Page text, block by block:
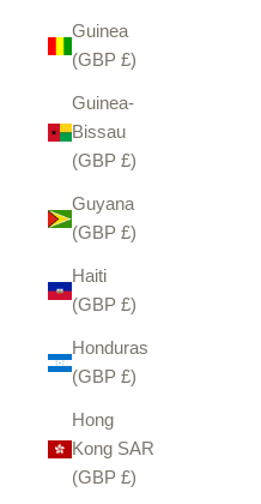
Guinea
(GBP £)
Guinea-
Bissau
(GBP £)
Guyana
(GBP £)
Haiti
(GBP £)
Honduras
(GBP £)
Hong
Kong SAR
(GBP £)